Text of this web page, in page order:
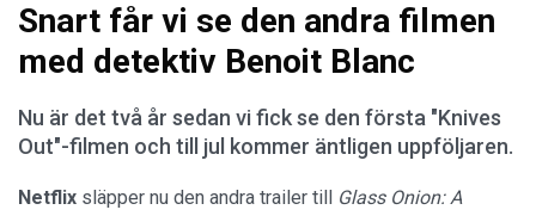
Snart får vi se den andra filmen
med detektiv Benoit Blanc
Nu är det två år sedan vi fick se den första "Knives
Out"-filmen och till jul kommer äntligen uppföljaren.
Netflix släpper nu den andra trailer till
Glass Onion: A